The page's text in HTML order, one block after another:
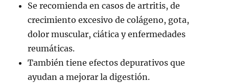
Se recomienda en casos de artritis, de
crecimiento excesivo de colágeno, gota,
dolor muscular, ciática y enfermedades
reumáticas.
También tiene efectos depurativos que
ayudan a mejorar la digestión.